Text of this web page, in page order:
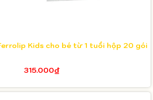
Kids cho bé từ 1 tuổi hộp 20 gói
315.000₫